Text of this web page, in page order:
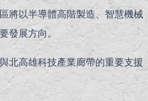
將以半導體高階製造、智慧機械
發展方向。
北高雄科技產業廊帶的重要支援